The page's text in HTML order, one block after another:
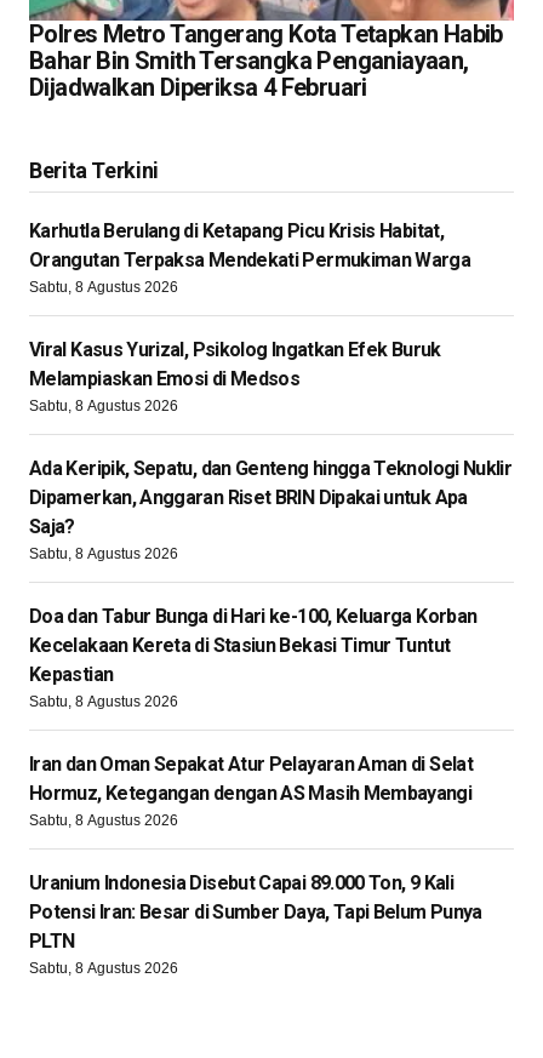
Polres Metro Tangerang Kota Tetapkan Habib
Bahar Bin Smith Tersangka Penganiayaan,
Dijadwalkan Diperiksa 4 Februari
Berita Terkini
Karhutla Berulang di Ketapang Picu Krisis Habitat,
Orangutan Terpaksa Mendekati Permukiman Warga
Sabtu, 8 Agustus 2026
Viral Kasus Yurizal, Psikolog Ingatkan Efek Buruk
Melampiaskan Emosi di Medsos
Sabtu, 8 Agustus 2026
Ada Keripik, Sepatu, dan Genteng hingga Teknologi Nuklir
Dipamerkan, Anggaran Riset BRIN Dipakai untuk Apa
Saja?
Sabtu, 8 Agustus 2026
Doa dan Tabur Bunga di Hari ke-100, Keluarga Korban
Kecelakaan Kereta di Stasiun Bekasi Timur Tuntut
Kepastian
Sabtu, 8 Agustus 2026
Iran dan Oman Sepakat Atur Pelayaran Aman di Selat
Hormuz, Ketegangan dengan AS Masih Membayangi
Sabtu, 8 Agustus 2026
Uranium Indonesia Disebut Capai 89.000 Ton, 9 Kali
Potensi Iran: Besar di Sumber Daya, Tapi Belum Punya
PLTN
Sabtu, 8 Agustus 2026